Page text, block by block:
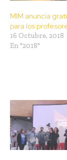
MIM anuncia
para los
16 Octubre, 2018
En "2018"